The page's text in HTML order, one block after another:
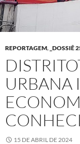
REPORTAGEM, _DOSSIÊ
URBANA
15 DE ABRIL DE 2024